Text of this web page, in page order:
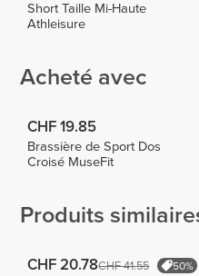
Short Taille Mi-Haute
Athleisure
Acheté avec
CHF 19.85
Brassière de Sport Dos
Croisé MuseFit
Produits
CHF 20.78CHF 41.55 50%